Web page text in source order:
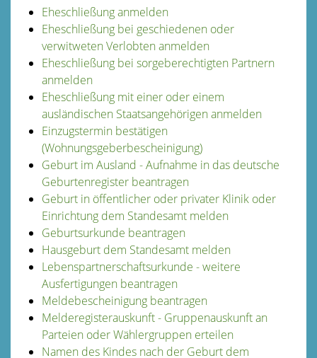
Eheschließung anmelden
Eheschließung bei geschiedenen oder
verwitweten Verlobten anmelden
Eheschließung bei sorgeberechtigten Partnern
anmelden
Eheschließung mit einer oder einem
ausländischen Staatsangehörigen anmelden
Einzugstermin bestätigen
(Wohnungsgeberbescheinigung)
Geburt im Ausland - Aufnahme in das deutsche
Geburtenregister beantragen
Geburt in öffentlicher oder privater Klinik oder
Einrichtung dem Standesamt melden
Geburtsurkunde beantragen
Hausgeburt dem Standesamt melden
Lebenspartnerschaftsurkunde - weitere
Ausfertigungen beantragen
Meldebescheinigung beantragen
Melderegisterauskunft - Gruppenauskunft an
Parteien oder Wählergruppen erteilen
Namen des Kindes nach der Geburt dem